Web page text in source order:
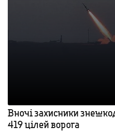
Вночі захисники
419 цілей ворога